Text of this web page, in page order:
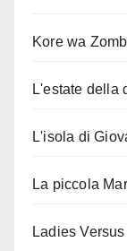
Kore wa
L'estate della
L'isola di
La piccola
Ladies